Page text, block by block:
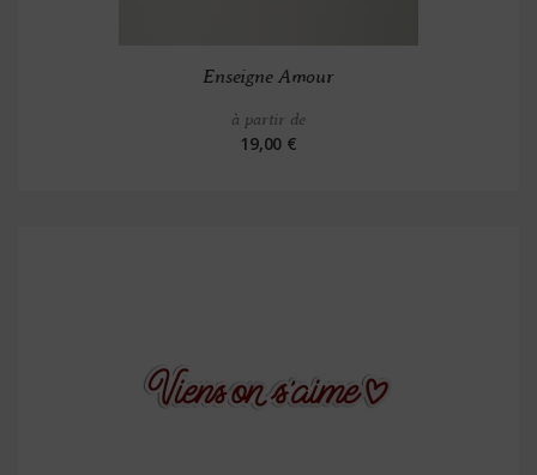
Enseigne Amour
à partir de
19,00 €